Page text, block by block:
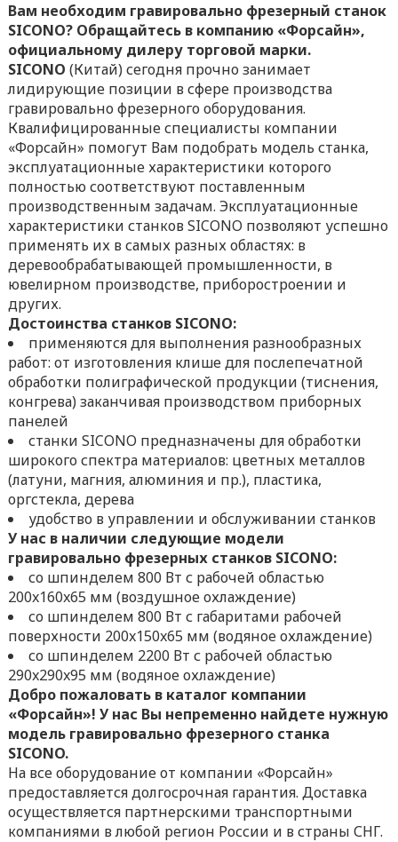
Вам необходим гравировально фрезерный станок
SICONO? Обращайтесь в компанию «Форсайн»,
официальному дилеру торговой марки.
SICONO (Китай) сегодня прочно занимает
лидирующие позиции в сфере производства
гравировально фрезерного оборудования.
Квалифицированные специалисты компании
«Форсайн» помогут Вам подобрать модель станка,
эксплуатационные характеристики которого
полностью соответствуют поставленным
производственным задачам. Эксплуатационные
характеристики станков SICONO позволяют успешно
применять их в самых разных областях: в
деревообрабатывающей промышленности, в
ювелирном производстве, приборостроении и
других.
Достоинства станков SICONO:
применяются для выполнения разнообразных
работ: от изготовления клише для послепечатной
обработки полиграфической продукции (тиснения,
конгрева) заканчивая производством приборных
панелей
станки SICONO предназначены для обработки
широкого спектра материалов: цветных металлов
(латуни, магния, алюминия и пр.), пластика,
оргстекла, дерева
удобство в управлении и обслуживании станков
У нас в наличии следующие модели
гравировально фрезерных станков SICONO:
со шпинделем 800 Вт с рабочей областью
200x160x65 мм (воздушное охлаждение)
со шпинделем 800 Вт с габаритами рабочей
поверхности 200x150x65 мм (водяное охлаждение)
со шпинделем 2200 Вт с рабочей областью
290x290x95 мм (водяное охлаждение)
Добро пожаловать в каталог компании
«Форсайн»! У нас Вы непременно найдете нужную
модель гравировально фрезерного станка
SICONO.
На все оборудование от компании «Форсайн»
предоставляется долгосрочная гарантия. Доставка
осуществляется партнерскими транспортными
компаниями в любой регион России и в страны СНГ.